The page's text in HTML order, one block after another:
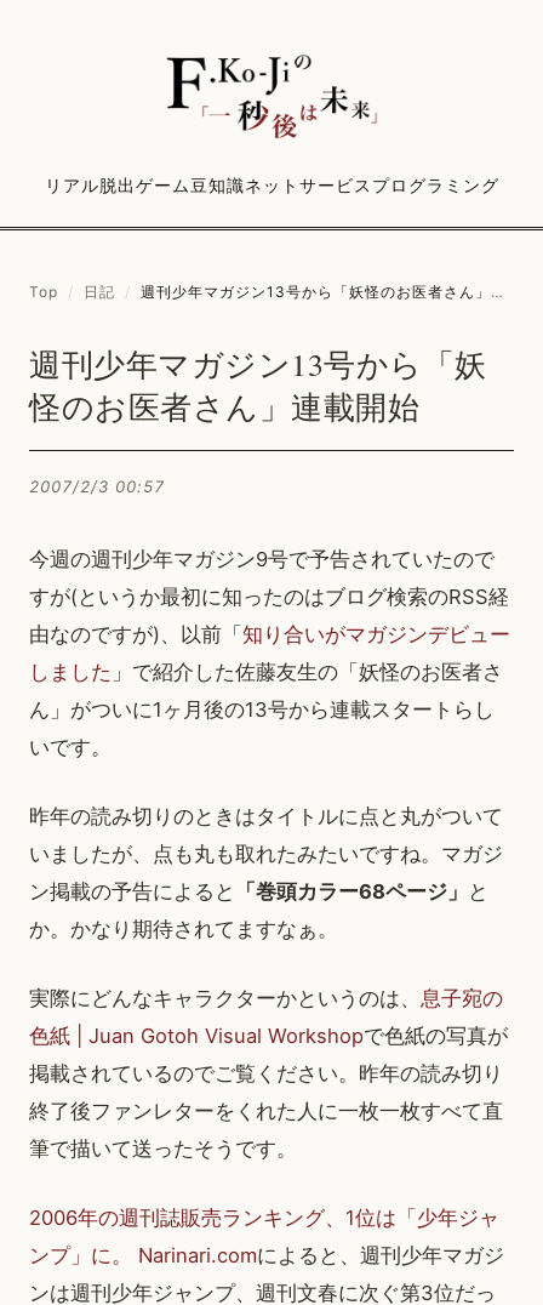
リアル脱出ゲーム豆知識ネットサービス プログラミング
Top / 日記 / 週刊少年マガジン13号から「妖怪のお医者さん」連載開始
週刊少年マガジン13号から「妖
怪のお医者さん」連載開始
2007/2/3 00:57
今週の週刊少年マガジン9号で予告されていたので
すが(というか最初に知ったのはブログ検索のRSS経
由なのですが)、以前「 知り合いがマガジンデビュー
しました 」で紹介した佐藤友生の「妖怪のお医者さ
ん」がついに1ヶ月後の13号から連載スタートらし
いです。
昨年の読み切りのときはタイトルに点と丸がついて
いましたが、点も丸も取れたみたいですね。マガジ
ン掲載の予告によると
「巻頭カラー68ページ」 と
か。かなり期待されてますなぁ。
実際にどんなキャラクターかというのは、 息子宛の
色紙 | Juan Gotoh Visual Workshopで色紙の写真が
掲載されているのでご覧ください。昨年の読み切り
終了後ファンレターをくれた人に一枚一枚すべて直
筆で描いて送ったそうです。
2006年の週刊誌販売ランキング、1位は「少年ジャ
ンプ」に。 Narinari.comによると、週刊少年マガジ
ンは週刊少年ジャンプ、週刊文春に次ぐ第3位だっ